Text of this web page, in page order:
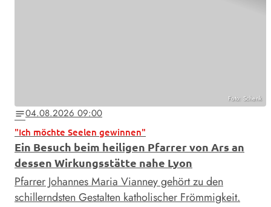
Foto: Schenk
notes04.08.2026 09:00
"Ich möchte Seelen gewinnen"
Ein Besuch beim heiligen Pfarrer von Ars an
dessen Wirkungsstätte nahe Lyon
Pfarrer Johannes Maria Vianney gehört zu den
schillerndsten Gestalten katholischer Frömmigkeit.